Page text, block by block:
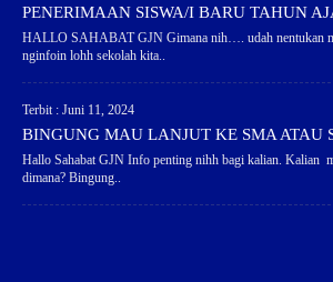
PENERIMAAN SISWA/I BARU TAHUN
HALLO SAHABAT GJN Gimana nih…. udah nentukan
nginfoin lohh sekolah kita..
Terbit : Juni 11, 2024
BINGUNG MAU LANJUT KE SMA ATAU
Hallo Sahabat GJN Info penting nihh bagi kalian. Kalian
dimana? Bingung..